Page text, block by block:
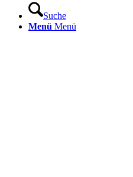
Suche
Menü Menü